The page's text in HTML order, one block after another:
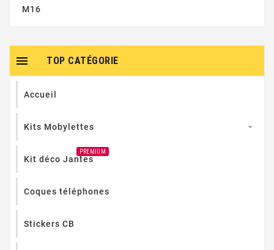
M16
TOP CATÉGORIE

Accueil
Kits Mobylettes 
Kit déco Jantes
PREMIUM
Coques téléphones
Stickers CB